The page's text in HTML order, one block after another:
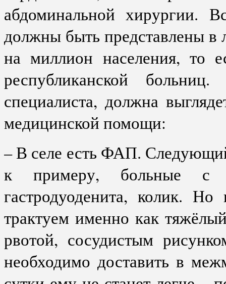
абдоминальной хирургии.
должны быть представлены в
на миллион населения, то
республиканской
специалиста, должна
медицинской помощи:
– В селе есть ФАП.
к примеру, больные с
гастродуоденита, колик.
трактуем именно как
рвотой, сосудистым
необходимо доставить в